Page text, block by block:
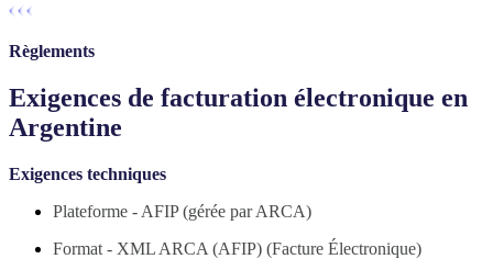
Règlements
Exigences de facturation électronique en
Argentine
Exigences techniques
Plateforme - AFIP (gérée par ARCA)
Format - XML ARCA (AFIP) (Facture Électronique)